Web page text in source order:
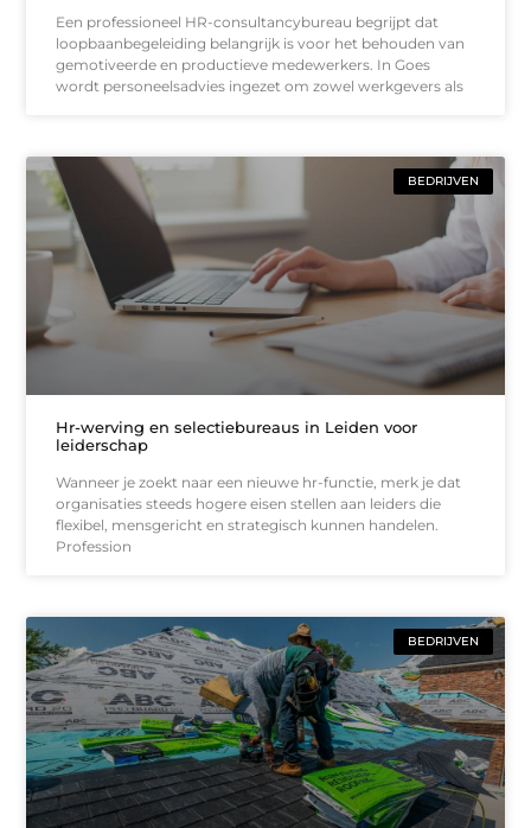
Een professioneel HR-consultancybureau begrijpt dat
loopbaanbegeleiding belangrijk is voor het behouden van
gemotiveerde en productieve medewerkers. In Goes
wordt personeelsadvies ingezet om zowel werkgevers als
BEDRIJVEN
Hr-werving en selectiebureaus in Leiden voor
leiderschap
Wanneer je zoekt naar een nieuwe hr-functie, merk je dat
organisaties steeds hogere eisen stellen aan leiders die
flexibel, mensgericht en strategisch kunnen handelen.
Profession
BEDRIJVEN